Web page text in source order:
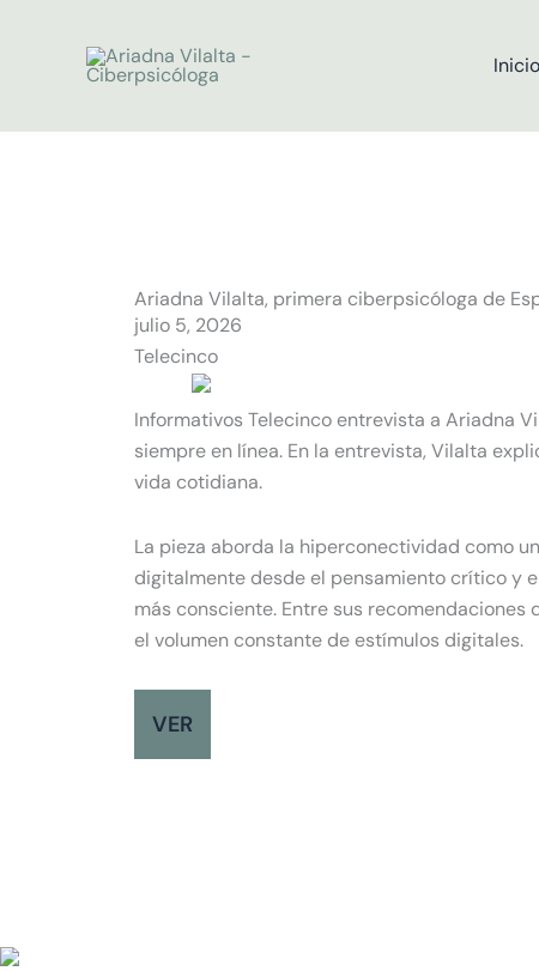
contenido
Inicio
Ariadna Vilalta, primera ciberpsicóloga de
julio 5, 2026
Telecinco
Informativos Telecinco entrevista a Ariadna
siempre en línea. En la entrevista, Vilalta
vida cotidiana.
La pieza aborda la hiperconectividad como
digitalmente desde el pensamiento crítico y
más consciente. Entre sus
el volumen constante de estímulos digitales.
VER